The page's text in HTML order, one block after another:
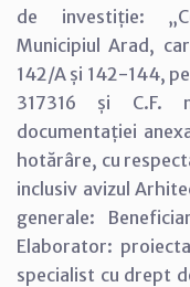
de investiție:
Municipiul Arad,
142/A și 142-144,
317316 și C.F.
documentației
hotărâre, cu
inclusiv avizul
generale:
Elaborator:
specialist cu drept